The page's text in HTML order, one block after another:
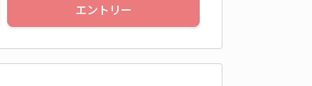
エントリー